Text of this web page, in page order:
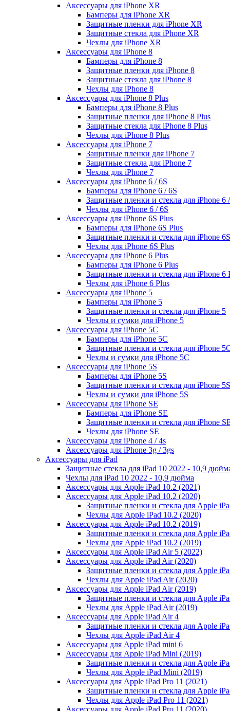
Аксессуары для iPhone XR
Бамперы для iPhone XR
Защитные пленки для iPhone XR
Защитные стекла для iPhone XR
Чехлы для iPhone XR
Аксессуары для iPhone 8
Бамперы для iPhone 8
Защитные пленки для iPhone 8
Защитные стекла для iPhone 8
Чехлы для iPhone 8
Аксессуары для iPhone 8 Plus
Бамперы для iPhone 8 Plus
Защитные пленки для iPhone 8 Plus
Защитные стекла для iPhone 8 Plus
Чехлы для iPhone 8 Plus
Аксессуары для iPhone 7
Защитные пленки для iPhone 7
Защитные стекла для iPhone 7
Чехлы для iPhone 7
Аксессуары для iPhone 6 / 6S
Бамперы для iPhone 6 / 6S
Защитные пленки и стекла для iPhone 6
Чехлы для iPhone 6 / 6S
Аксессуары для iPhone 6S Plus
Бамперы для iPhone 6S Plus
Защитные пленки и стекла для iPhone
Чехлы для iPhone 6S Plus
Аксессуары для iPhone 6 Plus
Бамперы для iPhone 6 Plus
Защитные пленки и стекла для iPhone 6
Чехлы для iPhone 6 Plus
Аксессуары для iPhone 5
Бамперы для iPhone 5
Защитные пленки и стекла для iPhone 5
Чехлы и сумки для iPhone 5
Аксессуары для iPhone 5C
Бамперы для iPhone 5C
Защитные пленки и стекла для iPhone
Чехлы и сумки для iPhone 5C
Аксессуары для iPhone 5S
Бамперы для iPhone 5S
Защитные пленки и стекла для iPhone 5S
Чехлы и сумки для iPhone 5S
Аксессуары для iPhone SE
Бамперы для iPhone SE
Защитные пленки и стекла для iPhone
Чехлы для iPhone SE
Аксессуары для iPhone 4 / 4s
Аксессуары для iPhone 3g / 3gs
Аксессуары для iPad
Защитные стекла для iPad 10 2022 - 10,9
Чехлы для iPad 10 2022 - 10,9 дюйма
Аксессуары для Apple iPad 10.2 (2021)
Аксессуары для Apple iPad 10.2 (2020)
Защитные пленки и стекла для Apple
Чехлы для Apple iPad 10.2 (2020)
Аксессуары для Apple iPad 10.2 (2019)
Защитные пленки и стекла для Apple
Чехлы для Apple iPad 10.2 (2019)
Аксессуары для Apple iPad Air 5 (2022)
Аксессуары для Apple iPad Air (2020)
Защитные пленки и стекла для Apple
Чехлы для Apple iPad Air (2020)
Аксессуары для Apple iPad Air (2019)
Защитные пленки и стекла для Apple
Чехлы для Apple iPad Air (2019)
Аксессуары для Apple iPad Air 4
Защитные пленки и стекла для Apple
Чехлы для Apple iPad Air 4
Аксессуары для Apple iPad mini 6
Аксессуары для Apple iPad Mini (2019)
Защитные пленки и стекла для Apple
Чехлы для Apple iPad Mini (2019)
Аксессуары для Apple iPad Pro 11 (2021)
Защитные пленки и стекла для Apple
Чехлы для Apple iPad Pro 11 (2021)
Аксессуары для Apple iPad Pro 11 (2020)